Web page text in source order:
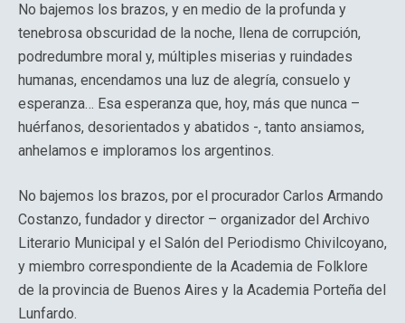
No bajemos los brazos, y en medio de la profunda y
tenebrosa obscuridad de la noche, llena de corrupción,
podredumbre moral y, múltiples miserias y ruindades
humanas, encendamos una luz de alegría, consuelo y
esperanza… Esa esperanza que, hoy, más que nunca –
huérfanos, desorientados y abatidos -, tanto ansiamos,
anhelamos e imploramos los argentinos.
No bajemos los brazos, por el procurador Carlos Armando
Costanzo, fundador y director – organizador del Archivo
Literario Municipal y el Salón del Periodismo Chivilcoyano,
y miembro correspondiente de la Academia de Folklore
de la provincia de Buenos Aires y la Academia Porteña del
Lunfardo.